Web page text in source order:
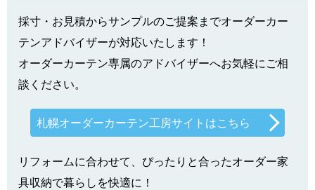
採寸・お見積からサンプルのご提案までオーダーカー
テンアドバイザーが対応いたします！
オーダーカーテン専属のアドバイザーへお気軽にご相
談ください。
札幌オーダーカーテン工房サイトはこちら
リフォームに合わせて、ぴったりと合ったオーダー家
具収納で暮らしを快適に！